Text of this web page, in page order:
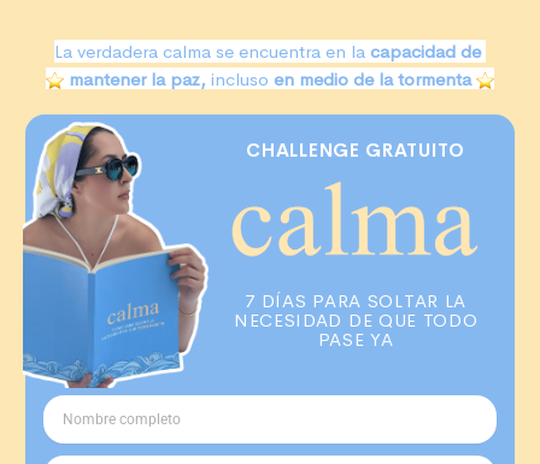
La verdadera calma se encuentra en la capacidad de
mantener la paz, incluso en medio de la tormenta
CHALLENGE GRATUITO
7 DÍAS PARA SOLTAR LA
NECESIDAD DE QUE TODO
PASE YA